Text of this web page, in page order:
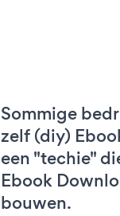
Sommige
zelf (diy)
een "techie"
Ebook
bouwen.